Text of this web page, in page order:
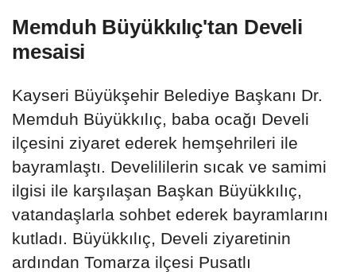
Memduh Büyükkılıç'tan Develi
mesaisi
Kayseri Büyükşehir Belediye Başkanı Dr.
Memduh Büyükkılıç, baba ocağı Develi
ilçesini ziyaret ederek hemşehrileri ile
bayramlaştı. Develililerin sıcak ve samimi
ilgisi ile karşılaşan Başkan Büyükkılıç,
vatandaşlarla sohbet ederek bayramlarını
kutladı. Büyükkılıç, Develi ziyaretinin
ardından Tomarza ilçesi Pusatlı